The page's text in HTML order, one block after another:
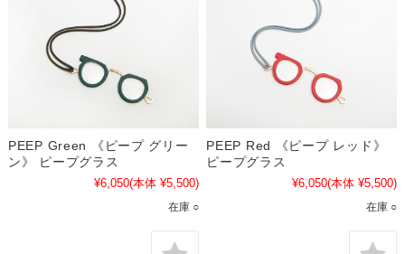
PEEP Green 《ピープ グリー
ン》 ピープグラス
¥6,050(本体 ¥5,500)
在庫 ○
PEEP Red 《ピープ レッド》
ピープグラス
¥6,050(本体 ¥5,500)
在庫 ○